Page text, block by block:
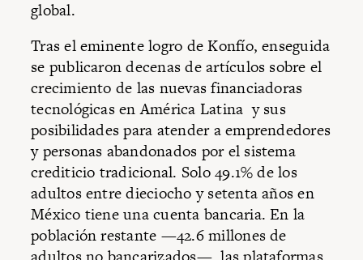
global.
Tras el eminente logro de Konfío, enseguida
se publicaron decenas de artículos sobre el
crecimiento de las nuevas financiadoras
tecnológicas en América Latina y sus
posibilidades para atender a emprendedores
y personas abandonados por el sistema
crediticio tradicional. Solo 49.1% de los
adultos entre dieciocho y setenta años en
México tiene una cuenta bancaria. En la
población restante —42.6 millones de